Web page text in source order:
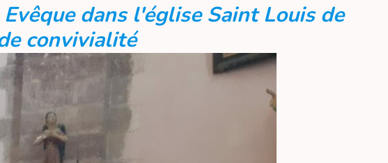
dans l'église Saint Louis de
convivialité